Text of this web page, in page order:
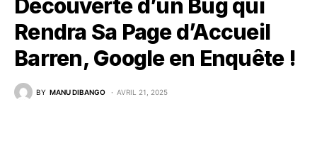
Découverte d’un Bug qui
Rendra Sa Page d’Accueil
Barren, Google en Enquête !
BY MANU DIBANGO AVRIL 21, 2025